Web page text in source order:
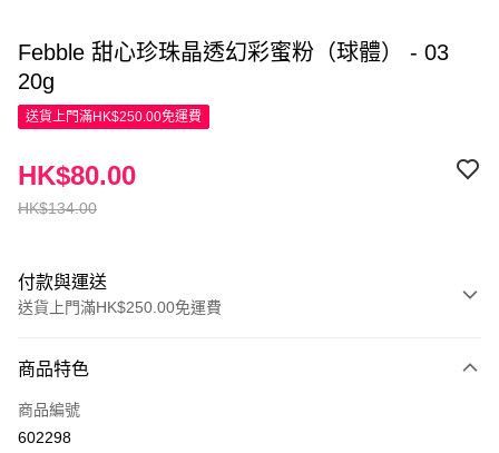
Febble 甜心珍珠晶透幻彩蜜粉（球體） - 03
20g
送貨上門滿HK$250.00免運費
HK$134.00
HK$80.00
付款與運送
送貨上門滿HK$250.00免運費
信用卡
Apple Pay
商品特色
商品編號
602298